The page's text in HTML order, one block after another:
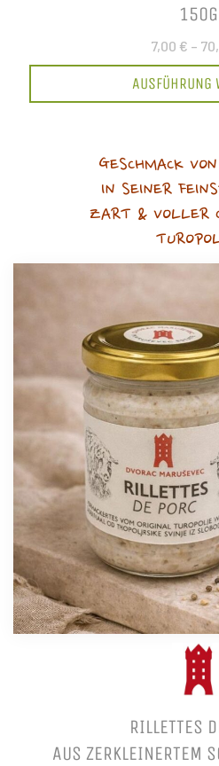
150G
7,00 € –
AUSFÜHRUNG
GESCHMACK
IN SEINER
ZART & VOLLER
RILLETTES
AUS ZERKLEINERTEM